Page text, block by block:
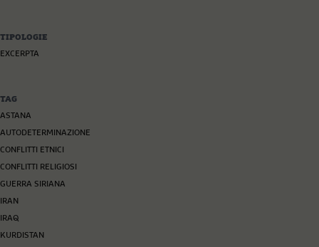
TIPOLOGIE
EXCERPTA
TAG
ASTANA
AUTODETERMINAZIONE
CONFLITTI ETNICI
CONFLITTI RELIGIOSI
GUERRA SIRIANA
IRAN
IRAQ
KURDISTAN